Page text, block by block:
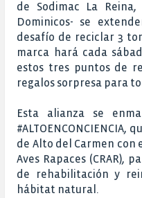
de Sodimac La
Dominicos- se
desafío de reciclar 3
marca hará cada
estos tres puntos de
regalos sorpresa para
Esta alianza se
#ALTOENCONCIENCIA,
de Alto del Carmen con
Aves Rapaces (CRAR),
de rehabilitación y
hábitat natural.